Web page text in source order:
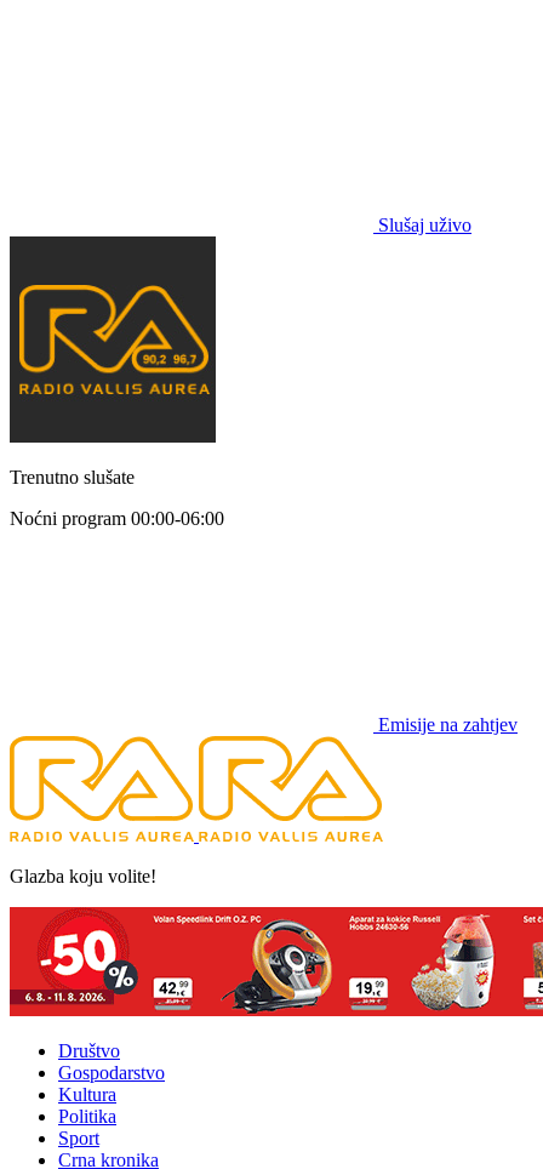
Slušaj uživo
Trenutno slušate
Noćni program 00:00-06:00
Emisije na zahtjev
Glazba koju volite!
Društvo
Gospodarstvo
Kultura
Politika
Sport
Crna kronika